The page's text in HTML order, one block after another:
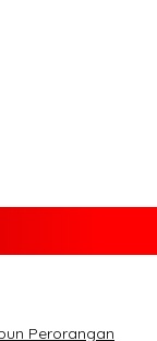
Perorangan